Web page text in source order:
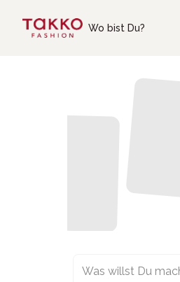
Wo bist Du?
Was willst Du